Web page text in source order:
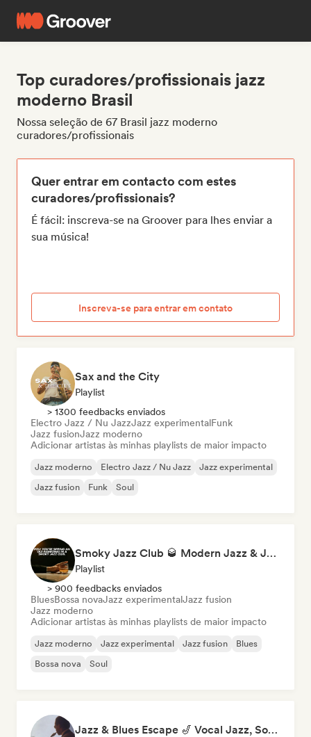
Top curadores/profissionais jazz
moderno Brasil
Nossa seleção de 67 Brasil jazz moderno
curadores/profissionais
Quer entrar em contacto com estes
curadores/profissionais?
É fácil: inscreva-se na Groover para lhes enviar a
sua música!
Inscreva-se para entrar em contato
Sax and the City
Playlist
> 1300 feedbacks enviados
Electro Jazz / Nu JazzJazz experimentalFunk
Jazz fusionJazz moderno
Adicionar artistas às minhas playlists de maior impacto
Jazz moderno Electro Jazz / Nu Jazz
Jazz experimental
Jazz fusion
Funk Soul
Smoky Jazz Club 🥃 Modern Jazz & Jazz Fusion to Sip an Old Fashioned to
Playlist
> 900 feedbacks enviados
BluesBossa novaJazz experimentalJazz fusion
Jazz moderno
Adicionar artistas às minhas playlists de maior impacto
Jazz moderno Jazz experimental Jazz fusion
Blues
Bossa nova
Soul
Jazz & Blues Escape 🎷 Vocal Jazz, Soul Blues & Classic Standards